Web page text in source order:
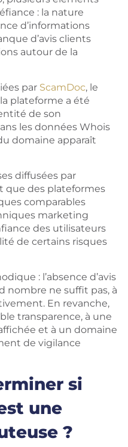
: la nature
d’informations
d’avis clients
autour de la
par ScamDoc, le
plateforme a été
de son
les données Whois
domaine apparaît
diffusées par
que des plateformes
comparables
marketing
des utilisateurs
de certains risques
: l’absence d’avis
nombre ne suffit pas, à
En revanche,
transparence, à une
et à un domaine
de vigilance
si
une
?